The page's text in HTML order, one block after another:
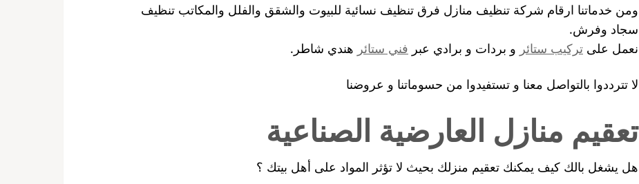
ومن خدماتنا ارقام شركة تنظيف منازل فرق تنظيف نسائية للبيوت والشقق والفلل والمكاتب تنظيف
سجاد وفرش.
نعمل على تركيب ستائر و بردات و برادي عبر فني ستائر هندي شاطر.
لا تترددوا بالتواصل معنا و تستفيدوا من حسوماتنا و عروضنا
تعقيم منازل العارضية الصناعية
هل يشغل بالك كيف يمكنك تعقيم منزلك بحيث لا تؤثر المواد على أهل بيتك ؟